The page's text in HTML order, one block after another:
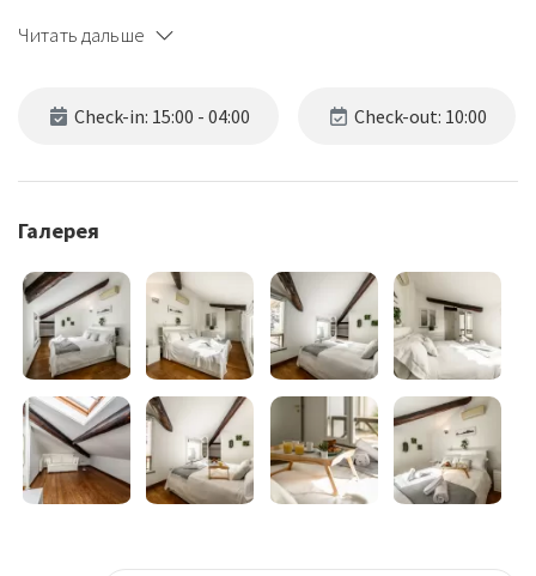
Читать дальше
Check-in: 15:00 - 04:00 Check-out: 10:00
Галерея